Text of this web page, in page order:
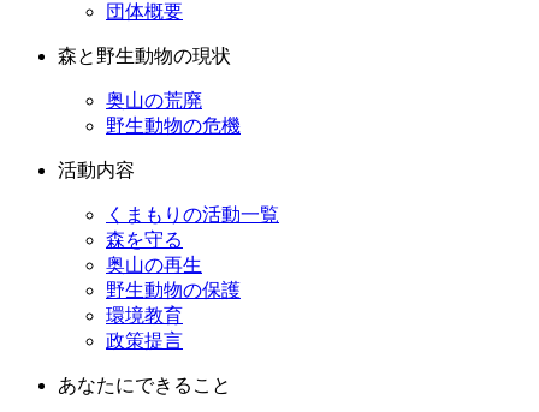
団体概要
森と野生動物の現状
奥山の荒廃
野生動物の危機
活動内容
くまもりの活動一覧
森を守る
奥山の再生
野生動物の保護
環境教育
政策提言
あなたにできること